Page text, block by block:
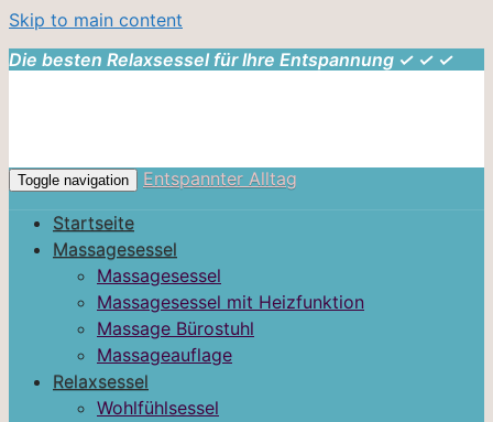
Skip to main content
Die besten Relaxsessel für Ihre Entspannung ✓ ✓ ✓
Toggle navigation
Entspannter Alltag
Startseite
Massagesessel
Massagesessel
Massagesessel mit Heizfunktion
Massage Bürostuhl
Massageauflage
Relaxsessel
Wohlfühlsessel